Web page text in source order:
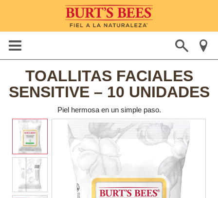
TOALLITAS FACIALES
SENSITIVE – 10 UNIDADES
Piel hermosa en un simple paso.